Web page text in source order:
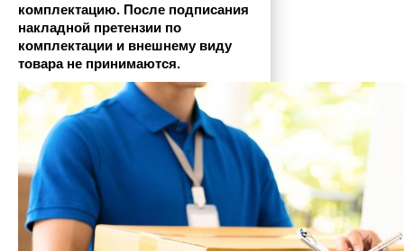
комплектацию. После подписания
накладной претензии по
комплектации и внешнему виду
товара не принимаются.